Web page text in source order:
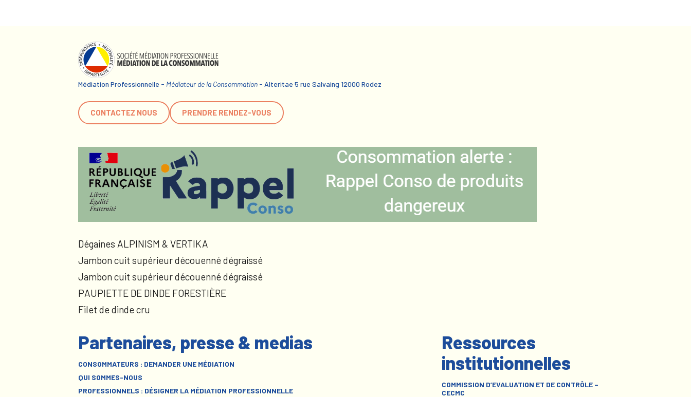
Médiation Professionnelle - Médiateur de la Consommation - Alteritae 5 rue Salvaing 12000 Rodez
CONTACTEZ NOUS PRENDRE RENDEZ-VOUS
Dégaines ALPINISM & VERTIKA
Jambon cuit supérieur découenné dégraissé
Jambon cuit supérieur découenné dégraissé
PAUPIETTE DE DINDE FORESTIÈRE
Filet de dinde cru
Partenaires, presse & medias
CONSOMMATEURS : DEMANDER UNE MÉDIATION
QUI SOMMES-NOUS
PROFESSIONNELS : DÉSIGNER LA MÉDIATION PROFESSIONNELLE
Ressources
institutionnelles
COMMISSION D’EVALUATION ET DE CONTRÔLE –
CECMC